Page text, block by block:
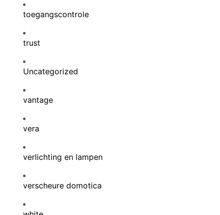
toegangscontrole
trust
Uncategorized
vantage
vera
verlichting en lampen
verscheure domotica